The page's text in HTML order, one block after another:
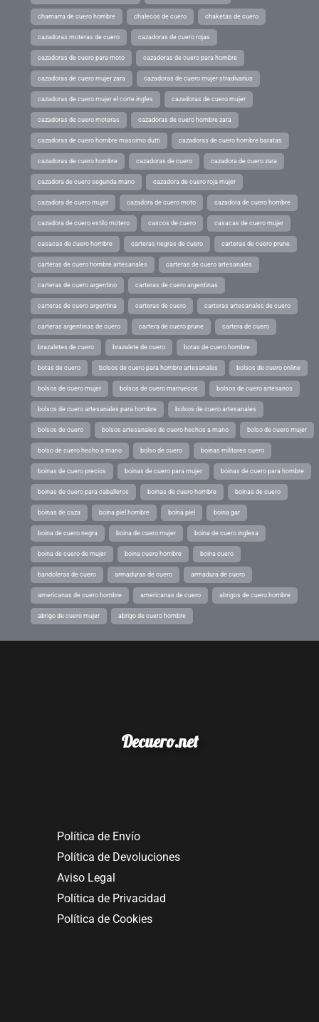
chamarra de cuero hombre chalecos de cuero chaketas de cuero
cazadoras moteras de cuero cazadoras de cuero rojas
cazadoras de cuero para moto cazadoras de cuero para hombre
cazadoras de cuero mujer zara cazadoras de cuero mujer stradivarius
cazadoras de cuero mujer el corte ingles cazadoras de cuero mujer
cazadoras de cuero moteras cazadoras de cuero hombre zara
cazadoras de cuero hombre massimo dutti cazadoras de cuero hombre baratas
cazadoras de cuero hombre cazadoras de cuero cazadora de cuero zara
cazadora de cuero segunda mano cazadora de cuero roja mujer
cazadora de cuero mujer cazadora de cuero moto cazadora de cuero hombre
cazadora de cuero estilo motero cascos de cuero casacas de cuero mujer
casacas de cuero hombre carteras negras de cuero carteras de cuero prune
carteras de cuero hombre artesanales carteras de cuero artesanales
carteras de cuero argentino carteras de cuero argentinas
carteras de cuero argentina carteras de cuero carteras artesanales de cuero
carteras argentinas de cuero cartera de cuero prune cartera de cuero
brazaletes de cuero brazalete de cuero botas de cuero hombre
botas de cuero bolsos de cuero para hombre artesanales bolsos de cuero online
bolsos de cuero mujer bolsos de cuero marruecos bolsos de cuero artesanos
bolsos de cuero artesanales para hombre bolsos de cuero artesanales
bolsos de cuero bolsos artesanales de cuero hechos a mano bolso de cuero mujer
bolso de cuero hecho a mano bolso de cuero boinas militares cuero
boinas de cuero precios boinas de cuero para mujer boinas de cuero para hombre
boinas de cuero para caballeros boinas de cuero hombre boinas de cuero
boinas de caza boina piel hombre boina piel boina gar
boina de cuero negra boina de cuero mujer boina de cuero inglesa
boina de cuero de mujer boina cuero hombre boina cuero
bandoleras de cuero armaduras de cuero armadura de cuero
americanas de cuero hombre americanas de cuero abrigos de cuero hombre
abrigo de cuero mujer abrigo de cuero hombre
Decuero.net
Política de Envío
Política de Devoluciones
Aviso Legal
Política de Privacidad
Política de Cookies